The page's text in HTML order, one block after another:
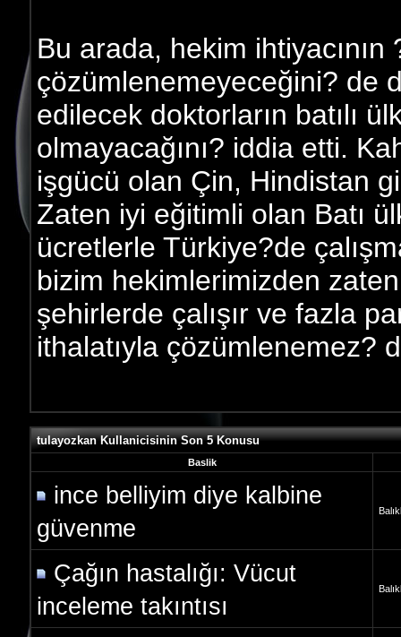
Bu arada, hekim ihtiyacının
çözümlenemeyeceğini? de
edilecek doktorların batılı
olmayacağını? iddia etti.
işgücü olan Çin, Hindistan
Zaten iyi eğitimli olan Batı
ücretlerle Türkiye?de
bizim hekimlerimizden
şehirlerde çalışır ve fazla
ithalatıyla çözümlenemez?
tulayozkan Kullanicisinin Son 5 Konusu
Baslik
ince belliyim diye kalbine
güvenme
Çağın hastalığı: Vücut
inceleme takıntısı